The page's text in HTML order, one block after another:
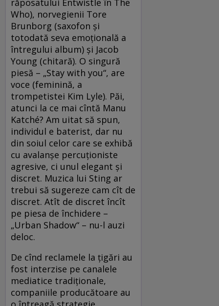
Who), norvegienii Tore
Brunborg (saxofon şi
totodată seva emoţională a
întregului album) şi Jacob
Young (chitară). O singură
piesă – „Stay with you“, are
voce (feminină, a
trompetistei Kim Lyle). Păi,
atunci la ce mai cîntă Manu
Katché? Am uitat să spun,
individul e baterist, dar nu
din soiul celor care se exhibă
cu avalanşe percuţioniste
agresive, ci unul elegant şi
discret. Muzica lui Sting ar
trebui să sugereze cam cît de
discret. Atît de discret încît
pe piesa de închidere –
„Urban Shadow“ – nu-l auzi
deloc.
De cînd reclamele la ţigări au
fost interzise pe canalele
mediatice tradiţionale,
companiile producătoare au